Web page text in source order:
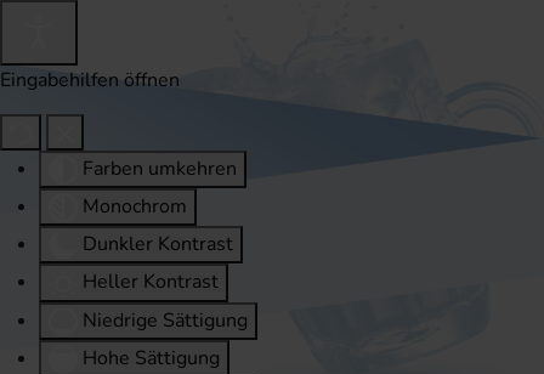
Eingabehilfen öffnen
Farben umkehren
Monochrom
Dunkler Kontrast
Heller Kontrast
Niedrige Sättigung
Hohe Sättigung